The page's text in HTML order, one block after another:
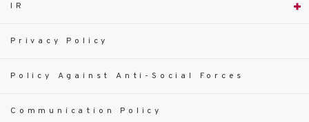
IR
Privacy Policy
Policy Against Anti-Social Forces
Communication Policy